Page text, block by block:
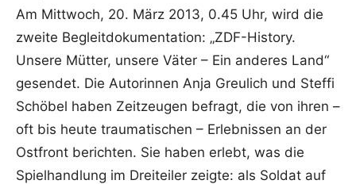
Am Mittwoch, 20. März 2013, 0.45 Uhr, wird die
zweite Begleitdokumentation: „ZDF-History.
Unsere Mütter, unsere Väter – Ein anderes Land“
gesendet. Die Autorinnen Anja Greulich und Steffi
Schöbel haben Zeitzeugen befragt, die von ihren –
oft bis heute traumatischen – Erlebnissen an der
Ostfront berichten. Sie haben erlebt, was die
Spielhandlung im Dreiteiler zeigte: als Soldat auf